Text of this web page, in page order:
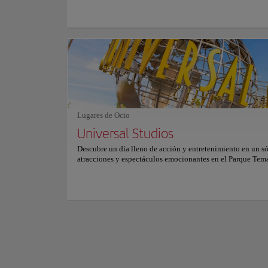
hasta diez personas y hay un stand especial con capacidad
personas. El comedor privado es disponible para
huéspedes. Platos exclusivos como el carpaccio de fletán
secado al sol, el sashimi de carne de Kobe y el sashimi de
con trufas rasuradas.
Lugares de Ocio
Universal Studios
Descubre un día lleno de acción y entretenimiento en un
atracciones y espectáculos emocionantes en el Parque
noria de Pacific
maravíllate con el
hinchado de
cuando lo vemos
lado de las olas.
un destino ideal
12:30 - 5 pm.
Mostrar más